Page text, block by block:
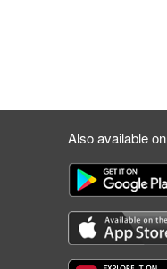
Also available on